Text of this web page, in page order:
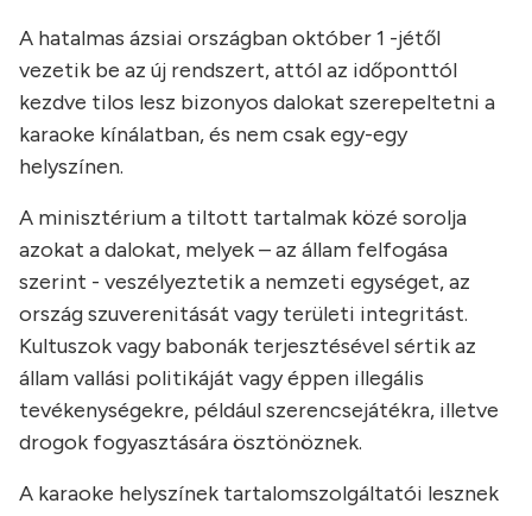
A hatalmas ázsiai országban október 1 -jétől
vezetik be az új rendszert, attól az időponttól
kezdve tilos lesz bizonyos dalokat szerepeltetni a
karaoke kínálatban, és nem csak egy-egy
helyszínen.
A minisztérium a tiltott tartalmak közé sorolja
azokat a dalokat, melyek – az állam felfogása
szerint - veszélyeztetik a nemzeti egységet, az
ország szuverenitását vagy területi integritást.
Kultuszok vagy babonák terjesztésévelsértik az
állam vallási politikáját vagy éppen illegális
tevékenységekre, például szerencsejátékra, illetve
drogok fogyasztására ösztönöznek.
A karaoke helyszínek tartalomszolgáltatói lesznek